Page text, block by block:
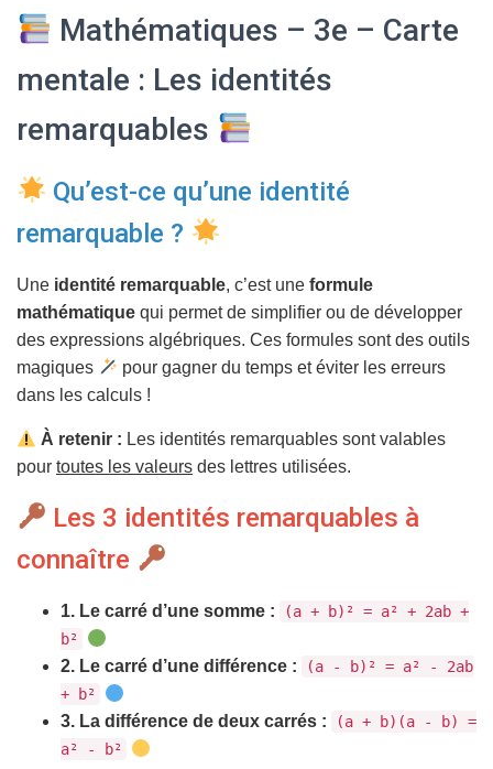
V
Mathématiques – 3e – Carte
mentale : Les identités
remarquables
Qu’est-ce qu’une identité
remarquable ?
Une identité remarquable, c’est une formule
mathématique qui permet de simplifier ou de développer
des expressions algébriques. Ces formules sont des outils
magiques
pour gagner du temps et éviter les erreurs
dans les calculs !
À retenir : Les identités remarquables sont valables
pour toutes les valeurs des lettres utilisées.
Les 3 identités remarquables à
connaître
1. Le carré d’une somme :
(a + b)² = a² + 2ab +
b²
2. Le carré d’une différence :
(a - b)² = a² - 2ab
+ b²
3. La différence de deux carrés :
(a + b)(a - b) =
a² - b²